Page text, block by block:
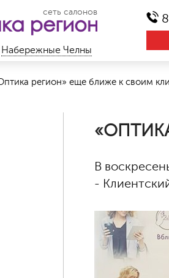
сеть салонов
Набережные Челны
регион» еще ближе к своим
В
-